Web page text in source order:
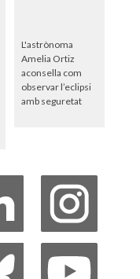
L'astrònoma
Amelia Ortiz
aconsella com
observar l’eclipsi
amb seguretat